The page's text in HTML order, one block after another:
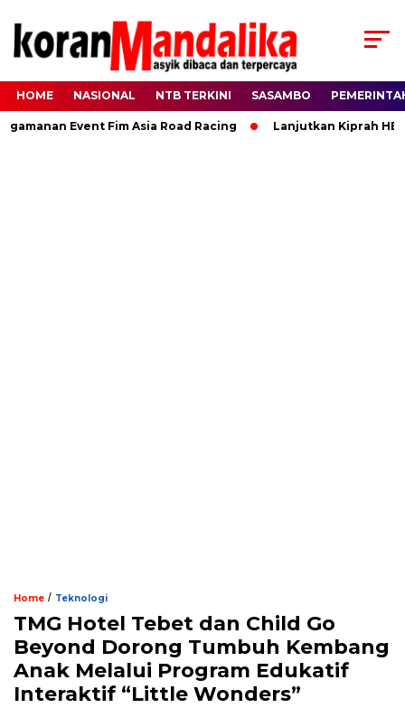
HOME NASIONAL NTB TERKINI SASAMBO
Event Fim Asia Road Racing Lanjutkan Kiprah HBK,
Home / Teknologi
TMG Hotel Tebet dan Child Go
Beyond Dorong Tumbuh Kembang
Anak Melalui Program Edukatif
Interaktif “Little Wonders”